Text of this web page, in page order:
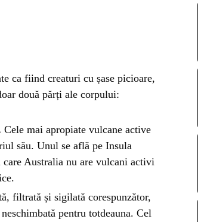
ca fiind creaturi cu șase picioare,
două părți ale corpului:
Cele mai apropiate vulcane active
său. Unul se află pe Insula
Australia nu are vulcani activi
filtrată și sigilată corespunzător,
pentru totdeauna. Cel